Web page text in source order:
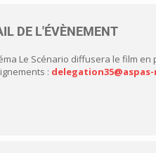
DE L'ÉVÈNEMENT
Le Scénario diffusera le film
: d